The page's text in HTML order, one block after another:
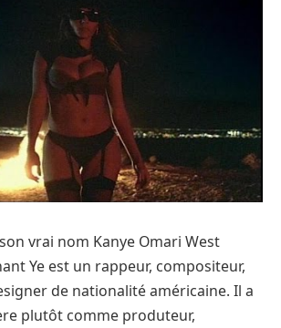
vrai nom Kanye Omari West
Ye est un rappeur, compositeur,
de nationalité américaine. Il a
plutôt comme produteur,